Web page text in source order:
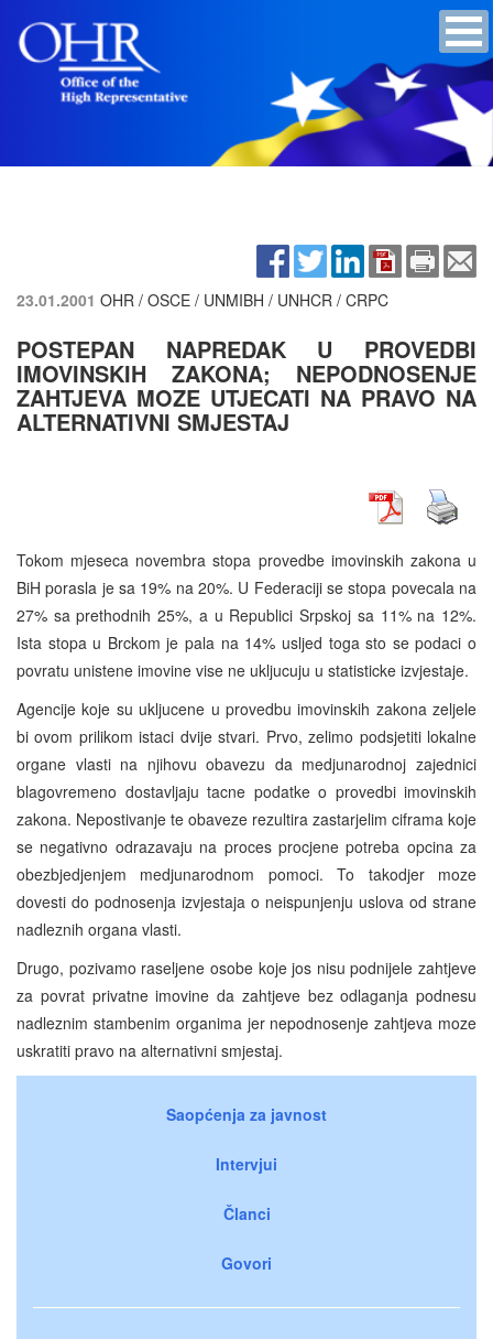
23.01.2001 OHR / OSCE / UNMIBH / UNHCR / CRPC
POSTEPAN NAPREDAK U PROVEDBI
IMOVINSKIH ZAKONA; NEPODNOSENJE
ZAHTJEVA MOZE UTJECATI NA PRAVO NA
ALTERNATIVNI SMJESTAJ
Tokom mjeseca novembra stopa provedbe imovinskih zakona u
BiH porasla je sa 19% na 20%. U Federaciji se stopa povecala na
27% sa prethodnih 25%, a u Republici Srpskoj sa 11% na 12%.
Ista stopa u Brckom je pala na 14% usljed toga sto se podaci o
povratu unistene imovine vise ne ukljucuju u statisticke izvjestaje.
Agencije koje su ukljucene u provedbu imovinskih zakona zeljele
bi ovom prilikom istaci dvije stvari. Prvo, zelimo podsjetiti lokalne
organe vlasti na njihovu obavezu da medjunarodnoj zajednici
blagovremeno dostavljaju tacne podatke o provedbi imovinskih
zakona. Nepostivanje te obaveze rezultira zastarjelim ciframa koje
se negativno odrazavaju na proces procjene potreba opcina za
obezbjedjenjem medjunarodnom pomoci. To takodjer moze
dovesti do podnosenja izvjestaja o neispunjenju uslova od strane
nadleznih organa vlasti.
Drugo, pozivamo raseljene osobe koje jos nisu podnijele zahtjeve
za povrat privatne imovine da zahtjeve bez odlaganja podnesu
nadleznim stambenim organima jer nepodnosenje zahtjeva moze
uskratiti pravo na alternativni smjestaj.
Saopćenja za javnost
Intervjui
Članci
Govori